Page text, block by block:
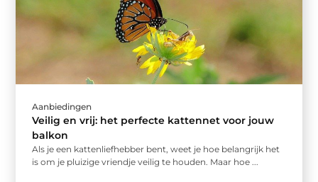
Aanbiedingen
Veilig en vrij: het perfecte kattennet voor jouw
balkon
Als je een kattenliefhebber bent, weet je hoe belangrijk het
is om je pluizige vriendje veilig te houden. Maar hoe ...